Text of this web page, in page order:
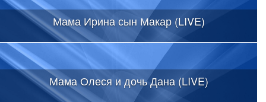
Мама Ирина сын Макар (LIVE)
Мама Олеся и дочь Дана (LIVE)